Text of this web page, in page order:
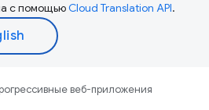
с помощьюCloud Translation API.
веб-приложения